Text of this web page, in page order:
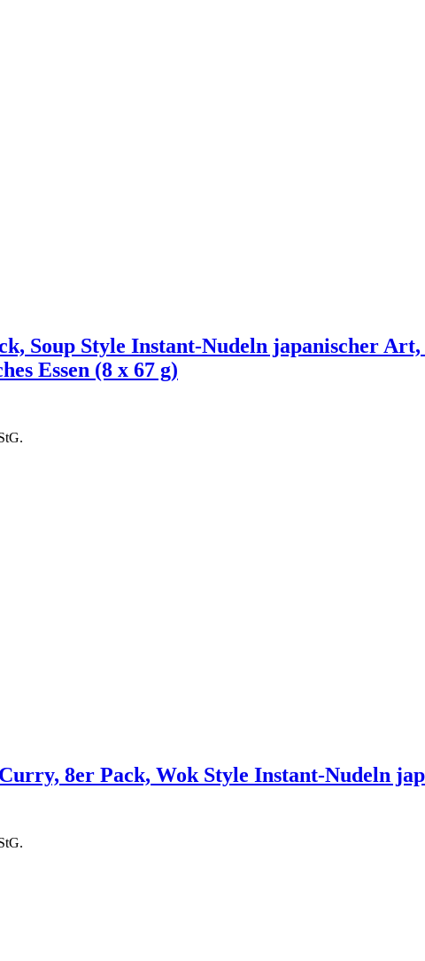
Soup Style Instant-Nudeln japanischer
Essen (8 x 67 g)
Curry, 8er Pack, Wok Style Instant-Nudeln